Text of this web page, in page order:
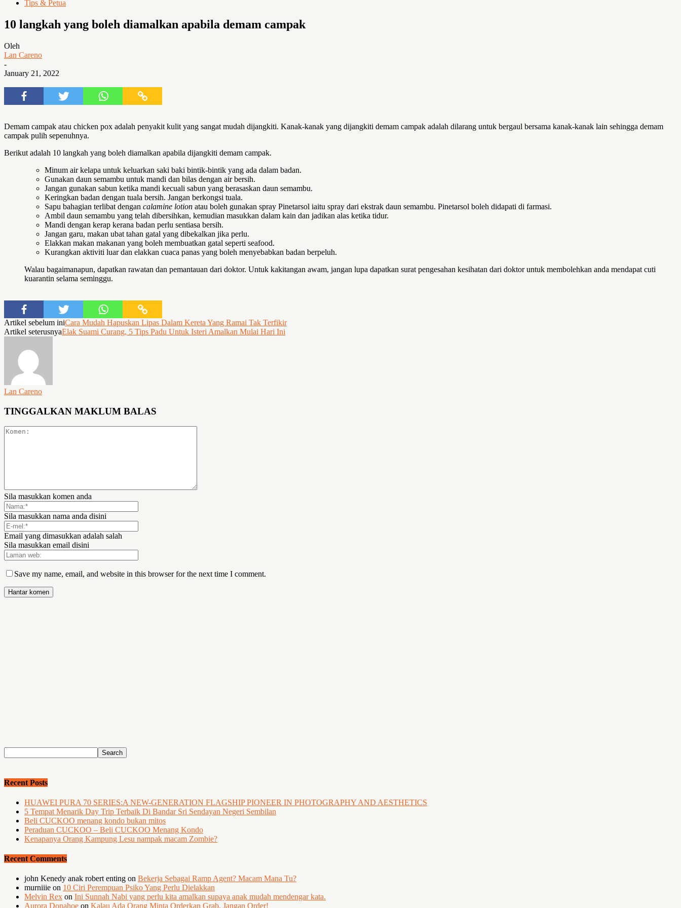
Tips & Petua
10 langkah yang boleh diamalkan apabila demam campak
Oleh
Lan Careno
-
January 21, 2022
Demam campak atau chicken pox adalah penyakit kulit yang sangat mudah dijangkiti. Kanak-kanak yang dijangkiti demam campak adalah dilarang untuk bergaul bersama kanak-kanak lain sehingga demam
campak pulih sepenuhnya.
Berikut adalah 10 langkah yang boleh diamalkan apabila dijangkiti demam campak.
Minum air kelapa untuk keluarkan saki baki bintik-bintik yang ada dalam badan.
Gunakan daun semambu untuk mandi dan bilas dengan air bersih.
Jangan gunakan sabun ketika mandi kecuali sabun yang berasaskan daun semambu.
Keringkan badan dengan tuala bersih. Jangan berkongsi tuala.
Sapu bahagian terlibat dengan calamine lotion atau boleh gunakan spray Pinetarsol iaitu spray dari ekstrak daun semambu. Pinetarsol boleh didapati di farmasi.
Ambil daun semambu yang telah dibersihkan, kemudian masukkan dalam kain dan jadikan alas ketika tidur.
Mandi dengan kerap kerana badan perlu sentiasa bersih.
Jangan garu, makan ubat tahan gatal yang dibekalkan jika perlu.
Elakkan makan makanan yang boleh membuatkan gatal seperti seafood.
Kurangkan aktiviti luar dan elakkan cuaca panas yang boleh menyebabkan badan berpeluh.
Walau bagaimanapun, dapatkan rawatan dan pemantauan dari doktor. Untuk kakitangan awam, jangan lupa dapatkan surat pengesahan kesihatan dari doktor untuk membolehkan anda mendapat cuti
kuarantin selama seminggu.
Artikel sebelum iniCara Mudah Hapuskan Lipas Dalam Kereta Yang Ramai Tak Terfikir
Artikel seterusnyaElak Suami Curang, 5 Tips Padu Untuk Isteri Amalkan Mulai Hari Ini
Lan Careno
TINGGALKAN MAKLUM BALAS
Sila masukkan komen anda
Sila masukkan nama anda disini
Email yang dimasukkan adalah salah
Sila masukkan email disini
Save my name, email, and website in this browser for the next time I comment.
Recent Posts
HUAWEI PURA 70 SERIES:A NEW-GENERATION FLAGSHIP PIONEER IN PHOTOGRAPHY AND AESTHETICS
5 Tempat Menarik Day Trip Terbaik Di Bandar Sri Sendayan Negeri Sembilan
Beli CUCKOO menang kondo bukan mitos
Peraduan CUCKOO – Beli CUCKOO Menang Kondo
Kenapanya Orang Kampung Lesu nampak macam Zombie?
Recent Comments
john Kenedy anak robert enting on Bekerja Sebagai Ramp Agent? Macam Mana Tu?
murniiie on 10 Ciri Perempuan Psiko Yang Perlu Dielakkan
Melvin Rex on Ini Sunnah Nabi yang perlu kita amalkan supaya anak mudah mendengar kata.
Aurora Donahoe on Kalau Ada Orang Minta Orderkan Grab, Jangan Order!